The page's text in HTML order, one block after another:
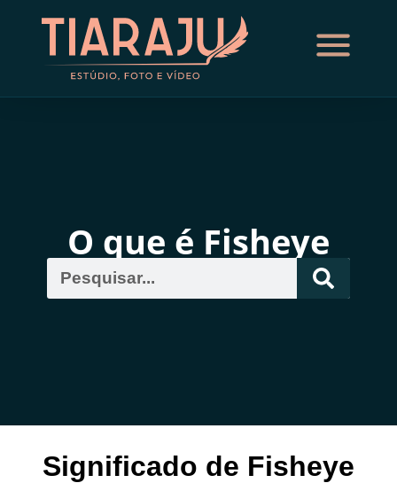
O que é Fisheye
Significado de Fisheye